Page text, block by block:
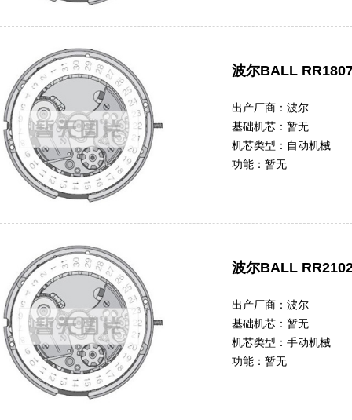
波尔BALL
出产厂商： 波尔
基础机芯： 暂无
机芯类型： 自动机械
功能： 暂无
波尔BALL
出产厂商： 波尔
基础机芯： 暂无
机芯类型： 手动机械
功能： 暂无